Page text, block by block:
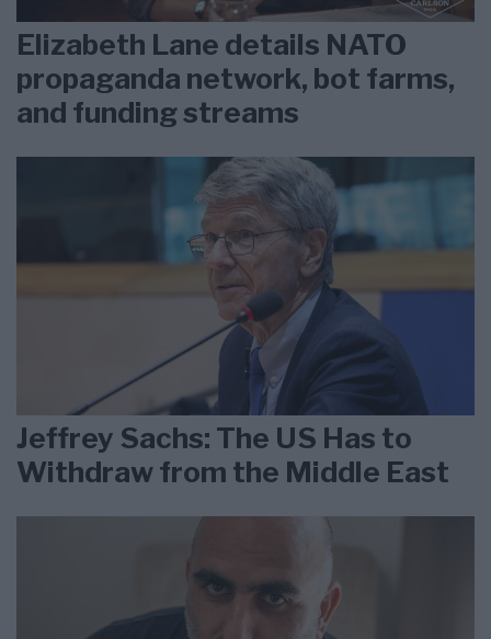
Elizabeth Lane details NATO
propaganda network, bot farms,
and funding streams
Jeffrey Sachs: The US Has to
Withdraw from the Middle East